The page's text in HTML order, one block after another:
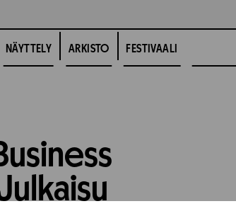
NÄYTTELY ARKISTO FESTIVAALI